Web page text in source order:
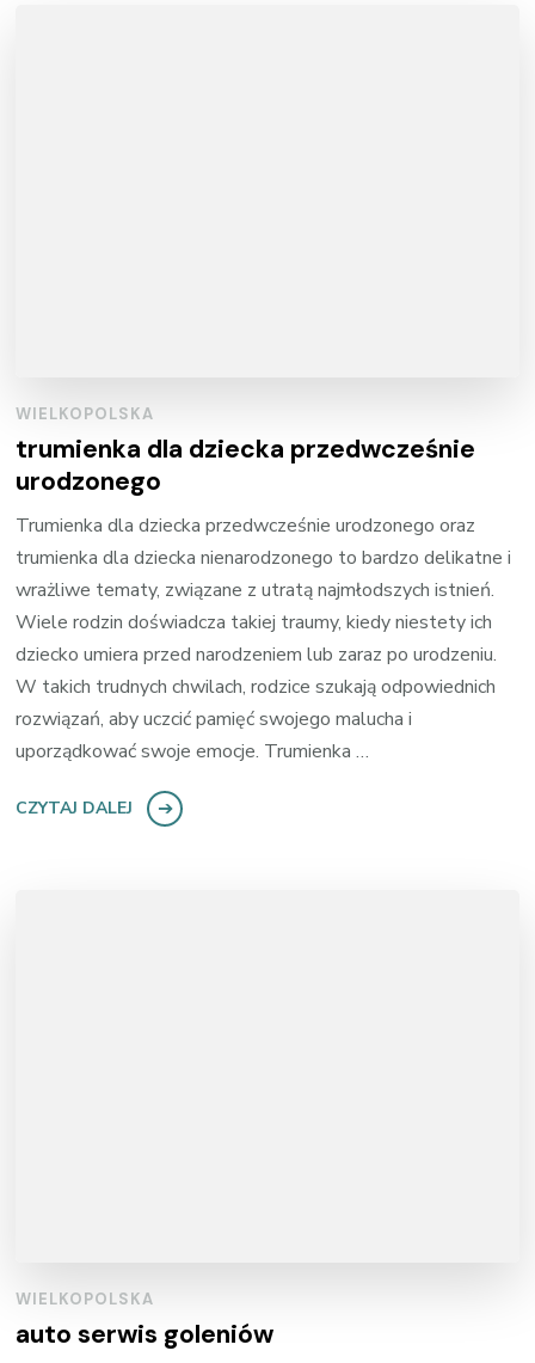
WIELKOPOLSKA
trumienka dla dziecka przedwcześnie
urodzonego
Trumienka dla dziecka przedwcześnie urodzonego oraz
trumienka dla dziecka nienarodzonego to bardzo delikatne i
wrażliwe tematy, związane z utratą najmłodszych istnień.
Wiele rodzin doświadcza takiej traumy, kiedy niestety ich
dziecko umiera przed narodzeniem lub zaraz po urodzeniu.
W takich trudnych chwilach, rodzice szukają odpowiednich
rozwiązań, aby uczcić pamięć swojego malucha i
uporządkować swoje emocje. Trumienka …
CZYTAJ DALEJ
WIELKOPOLSKA
auto serwis goleniów